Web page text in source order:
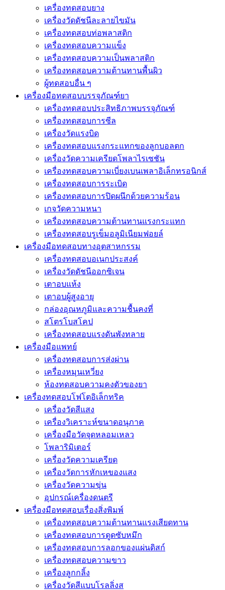
เครื่องทดสอบยาง
เครื่องวัดดัชนีละลายไขมัน
เครื่องทดสอบท่อพลาสติก
เครื่องทดสอบความแข็ง
เครื่องทดสอบความเป็นพลาสติก
เครื่องทดสอบความต้านทานพื้นผิว
ผู้ทดสอบอื่น ๆ
เครื่องมือทดสอบบรรจุภัณฑ์ยา
เครื่องทดสอบประสิทธิภาพบรรจุภัณฑ์
เครื่องทดสอบการซีล
เครื่องวัดแรงบิด
เครื่องทดสอบแรงกระแทกของลูกบอลตก
เครื่องวัดความเครียดโพลาไรเซชัน
เครื่องทดสอบความเบี่ยงเบนเพลาอิเล็กทรอนิกส์
เครื่องทดสอบการระเบิด
เครื่องทดสอบการปิดผนึกด้วยความร้อน
เกจวัดความหนา
เครื่องทดสอบความต้านทานแรงกระแทก
เครื่องทดสอบรูเข็มอลูมิเนียมฟอยล์
เครื่องมือทดสอบทางอุตสาหกรรม
เครื่องทดสอบอเนกประสงค์
เครื่องวัดดัชนีออกซิเจน
เตาอบแห้ง
เตาอบผู้สูงอายุ
กล่องอุณหภูมิและความชื้นคงที่
สโตรโบสโคป
เครื่องทดสอบแรงดันพังทลาย
เครื่องมือแพทย์
เครื่องทดสอบการส่งผ่าน
เครื่องหมุนเหวี่ยง
ห้องทดสอบความคงตัวของยา
เครื่องทดสอบโฟโตอิเล็กทริค
เครื่องวัดสีแสง
เครื่องวิเคราะห์ขนาดอนุภาค
เครื่องมือวัดจุดหลอมเหลว
โพลาริมิเตอร์
เครื่องวัดความเครียด
เครื่องวัดการหักเหของแสง
เครื่องวัดความขุ่น
อุปกรณ์เครื่องดนตรี
เครื่องมือทดสอบเรื่องสิ่งพิมพ์
เครื่องทดสอบความต้านทานแรงเสียดทาน
เครื่องทดสอบการดูดซับหมึก
เครื่องทดสอบการลอกของแผ่นดิสก์
เครื่องทดสอบความขาว
เครื่องลูกกลิ้ง
เครื่องวัดสีแบบโรลลิ่งส